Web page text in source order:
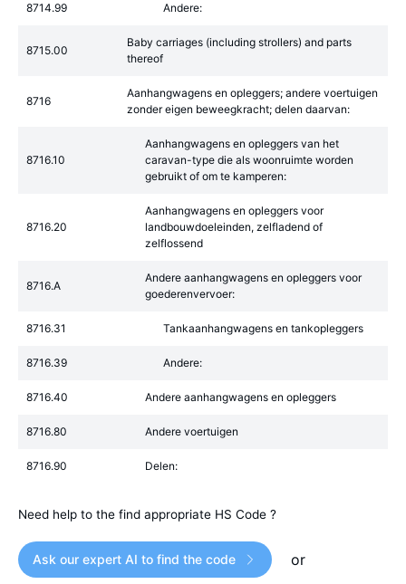
8714.99 Andere:
8715.00
Baby carriages (including strollers) and parts
thereof
8716
Aanhangwagens en opleggers; andere voertuigen
zonder eigen beweegkracht; delen daarvan:
8716.10
Aanhangwagens en opleggers van het
caravan-type die als woonruimte worden
gebruikt of om te kamperen:
8716.20
Aanhangwagens en opleggers voor
landbouwdoeleinden, zelfladend of
zelflossend
8716.A
Andere aanhangwagens en opleggers voor
goederenvervoer:
8716.31 Tankaanhangwagens en tankopleggers
8716.39 Andere:
8716.40 Andere aanhangwagens en opleggers
8716.80 Andere voertuigen
8716.90 Delen:
Need help to the find appropriate HS Code ?
Ask our expert AI to find the code or